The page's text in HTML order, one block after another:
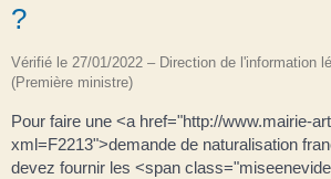
?
Vérifié le 27/01/2022 – Direction de l'information
(Première ministre)
Pour faire une <a href="http://www.mairie-
xml=F2213">demande de naturalisation
devez fournir les <span